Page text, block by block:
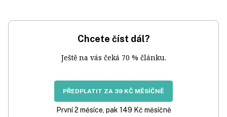
Chcete číst dál?
Ještě na vás čeká 70 % článku.
PŘEDPLATIT ZA 39 KČ MĚSÍČNĚ
První 2 měsíce, pak 149 Kč měsíčně